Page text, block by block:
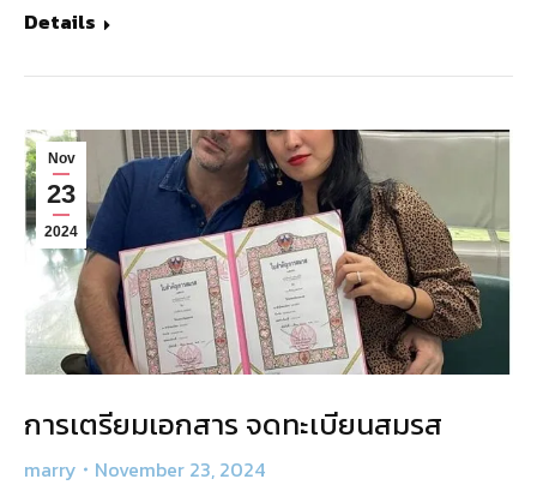
Details
Nov
23
2024
การเตรียมเอกสาร จดทะเบียนสมรส
marry November 23, 2024